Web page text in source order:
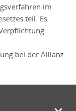
im
teil. Es
bei der Allianz